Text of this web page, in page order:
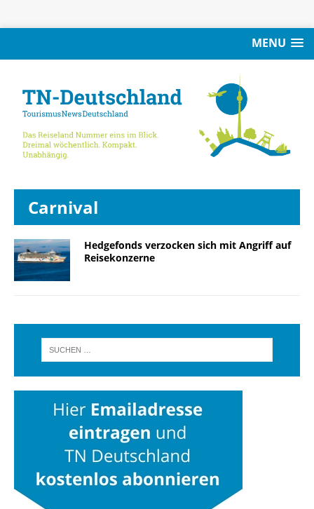
MENU
Carnival
Hedgefonds verzocken sich mit Angriff auf
Reisekonzerne